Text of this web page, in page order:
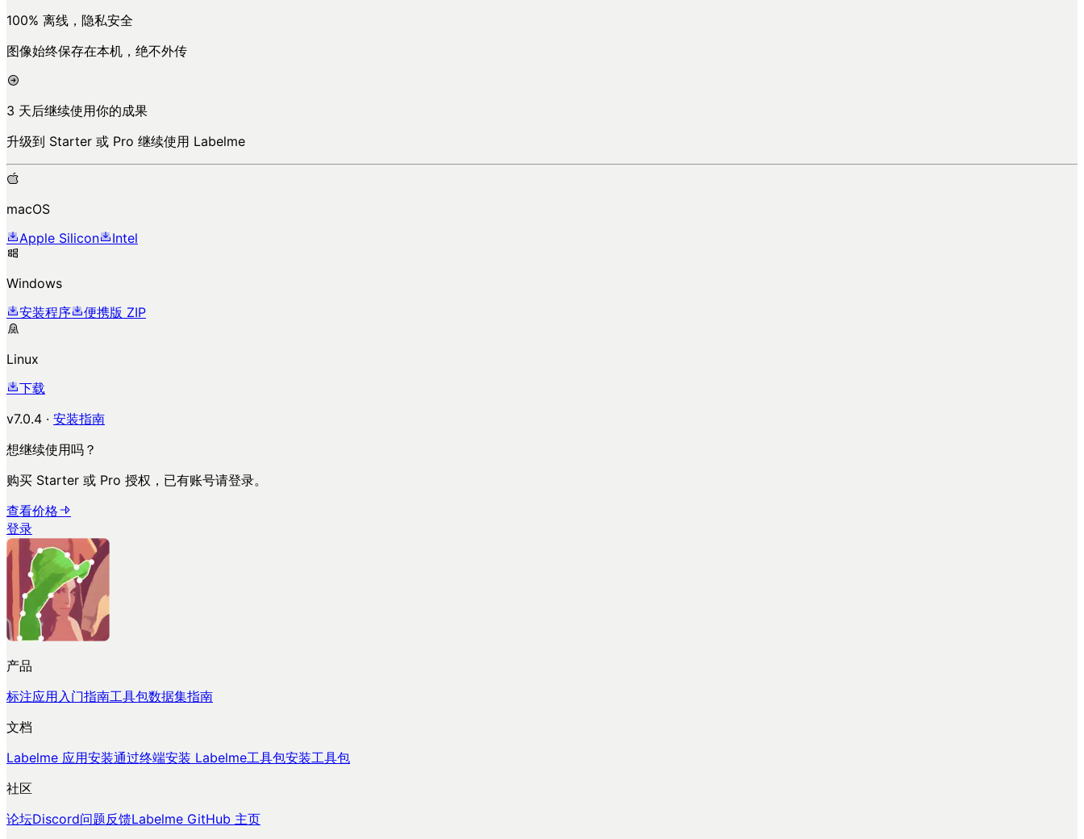
100% 离线，隐私安全
图像始终保存在本机，绝不外传
3 天后继续使用你的成果
升级到 Starter 或 Pro 继续使用 Labelme
macOS
Apple Silicon
Intel
Windows
安装程序
便携版 ZIP
Linux
下载
v7.0.4 · 安装指南
想继续使用吗？
购买 Starter 或 Pro 授权，已有账号请登录。
查看价格
登录
产品
标注应用入门指南工具包数据集指南
文档
Labelme 应用安装通过终端安装 Labelme工具包安装工具包
社区
论坛Discord问题反馈Labelme GitHub 主页